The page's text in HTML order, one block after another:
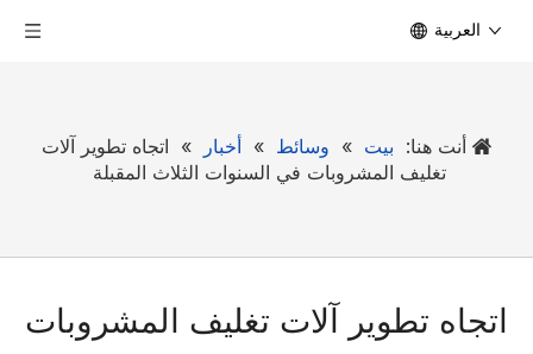
العربية
أنت هنا: بيت » وسائط » أخبار » اتجاه تطوير آلات
تغليف المشروبات في السنوات الثلاث المقبلة
اتجاه تطوير آلات تغليف المشروبات